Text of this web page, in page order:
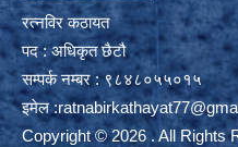
रत्नविर कठायत
पद : अधिकृत छैटौ
सम्पर्क नम्बर : ९८४८०५५०१५
इमेल :
Copyright © 2026 . All Rights